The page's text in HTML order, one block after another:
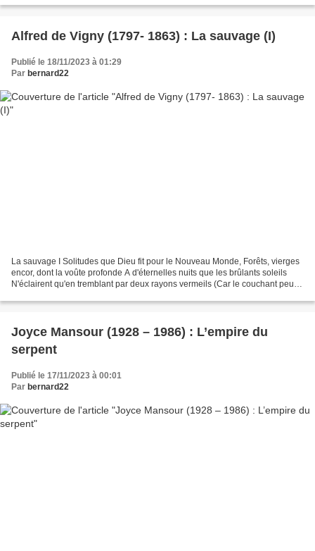
Alfred de Vigny (1797- 1863) : La sauvage (I)
Publié le 18/11/2023 à 01:29
Par bernard22
La sauvage I Solitudes que Dieu fit pour le Nouveau Monde, Forêts, vierges
encor, dont la voûte profonde A d'éternelles nuits que les brûlants soleils
N'éclairent qu'en tremblant par deux rayons vermeils (Car le couchant peut
Joyce Mansour (1928 – 1986) : L’empire du
serpent
Publié le 17/11/2023 à 00:01
Par bernard22